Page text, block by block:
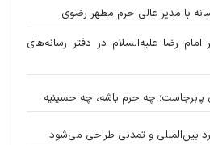
با مدیر عالی حرم مطهر رضوی
رضا علیه‌السلام در دفتر رسانه‌های
پابرجاست؛ چه حرم باشه، چه حسینیه
بین‌المللی و تمدنی طراحی می‌شود